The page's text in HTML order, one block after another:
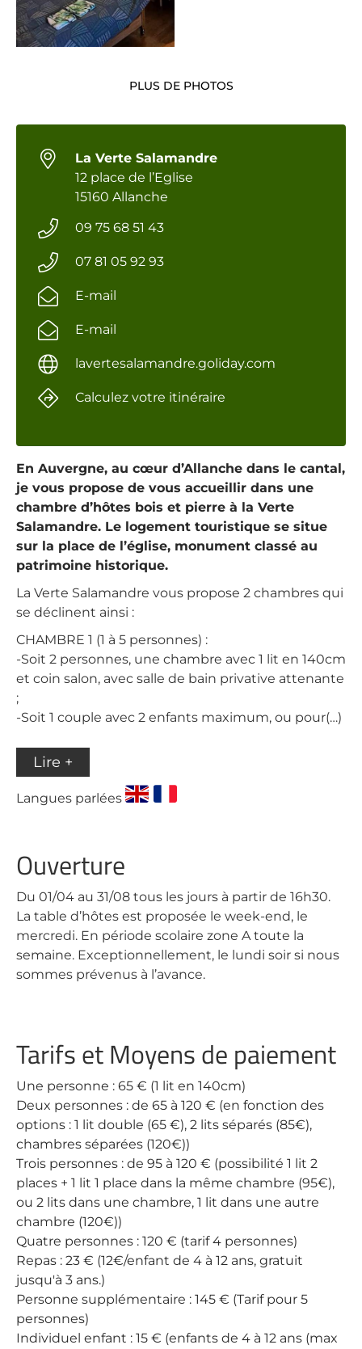
PLUS DE PHOTOS
En Auvergne, au cœur d’Allanche dans le cantal,
je vous propose de vous accueillir dans une
chambre d’hôtes bois et pierre à la Verte
Salamandre. Le logement touristique se situe
sur la place de l’église, monument classé au
patrimoine historique.
La Verte Salamandre vous propose 2 chambres qui
se déclinent ainsi :
CHAMBRE 1 (1 à 5 personnes) :
-Soit 2 personnes, une chambre avec 1 lit en 140cm
et coin salon, avec salle de bain privative attenante
;
-Soit 1 couple avec 2 enfants maximum, ou pour(…)
Lire +
Langues parlées
Ouverture
Du 01/04 au 31/08 tous les jours à partir de 16h30.
La table d’hôtes est proposée le week-end, le
mercredi. En période scolaire zone A toute la
semaine. Exceptionnellement, le lundi soir si nous
sommes prévenus à l’avance.
Tarifs et Moyens de paiement
Une personne : 65 € (1 lit en 140cm)
Deux personnes : de 65 à 120 € (en fonction des
options : 1 lit double (65 €), 2 lits séparés (85€),
chambres séparées (120€))
Trois personnes : de 95 à 120 € (possibilité 1 lit 2
places + 1 lit 1 place dans la même chambre (95€),
ou 2 lits dans une chambre, 1 lit dans une autre
chambre (120€))
Quatre personnes : 120 € (tarif 4 personnes)
Repas : 23 € (12€/enfant de 4 à 12 ans, gratuit
jusqu'à 3 ans.)
Personne supplémentaire : 145 € (Tarif pour 5
personnes)
Individuel enfant : 15 € (enfants de 4 à 12 ans (max
La Verte Salamandre
12 place de l’Eglise
15160 Allanche
09 75 68 51 43
07 81 05 92 93
E-mail
E-mail
lavertesalamandre.goliday.com
Calculez votre itinéraire